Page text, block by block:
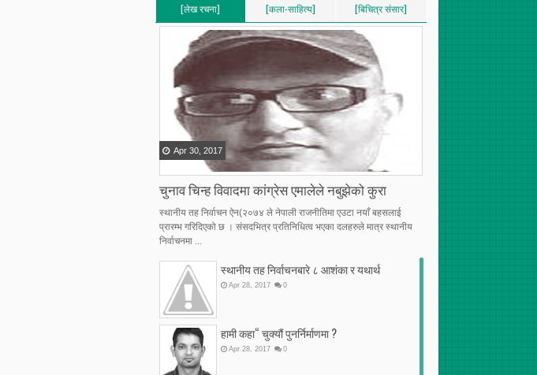
[लेख रचना]
[VERTICAL]
[RECENT][5]
[कला-साहित्य]
[VERTICAL]
[बिचित्र संसार]
[VERTICAL]
[RECENT][5]
चुनाव चिन्ह विवादमा कांग्रेस एमालेले नबुझेको कुरा
Apr 30 2017
स्थानीय तह निर्वाचन ऐन(२०७४ ले नेपाली राजनीतिमा एउटा नयाँ बहसलाई
प्रारम्भ गरिदिएको छ । संसदभित्र प्रतिनिधित्व भएका दलहरुले मात्र स्थानीय
निर्वाचनमा ...
स्थानीय तह निर्वाचनबारे ८ आशंका र यथार्थ
Apr 28 2017 0
हामी कहा“ चुक्यौं पुनर्निर्माणमा ?
Apr 28 2017 0